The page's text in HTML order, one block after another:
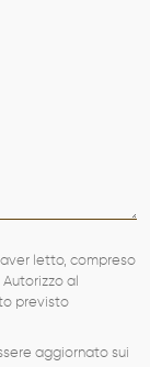
letto, compreso
al
previsto
aggiornato sui